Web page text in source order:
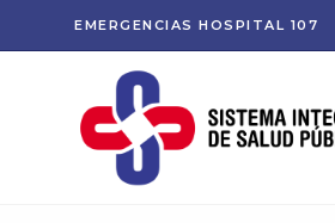
EMERGENCIAS HOSPITAL 107